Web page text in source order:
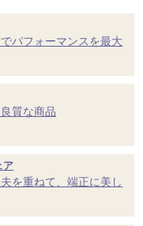
パフォーマンスを最大
質な商品
ア
を重ねて、端正に美し